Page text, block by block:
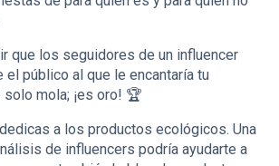
que los seguidores de un influencer
el público al que le encantaría tu
mola; ¡es oro! 🏆
a los productos ecológicos. Una
de influencers podría ayudarte a